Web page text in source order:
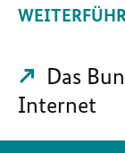
Das
Internet